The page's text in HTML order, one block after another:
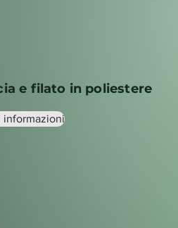
e filato in poliestere
informazioni